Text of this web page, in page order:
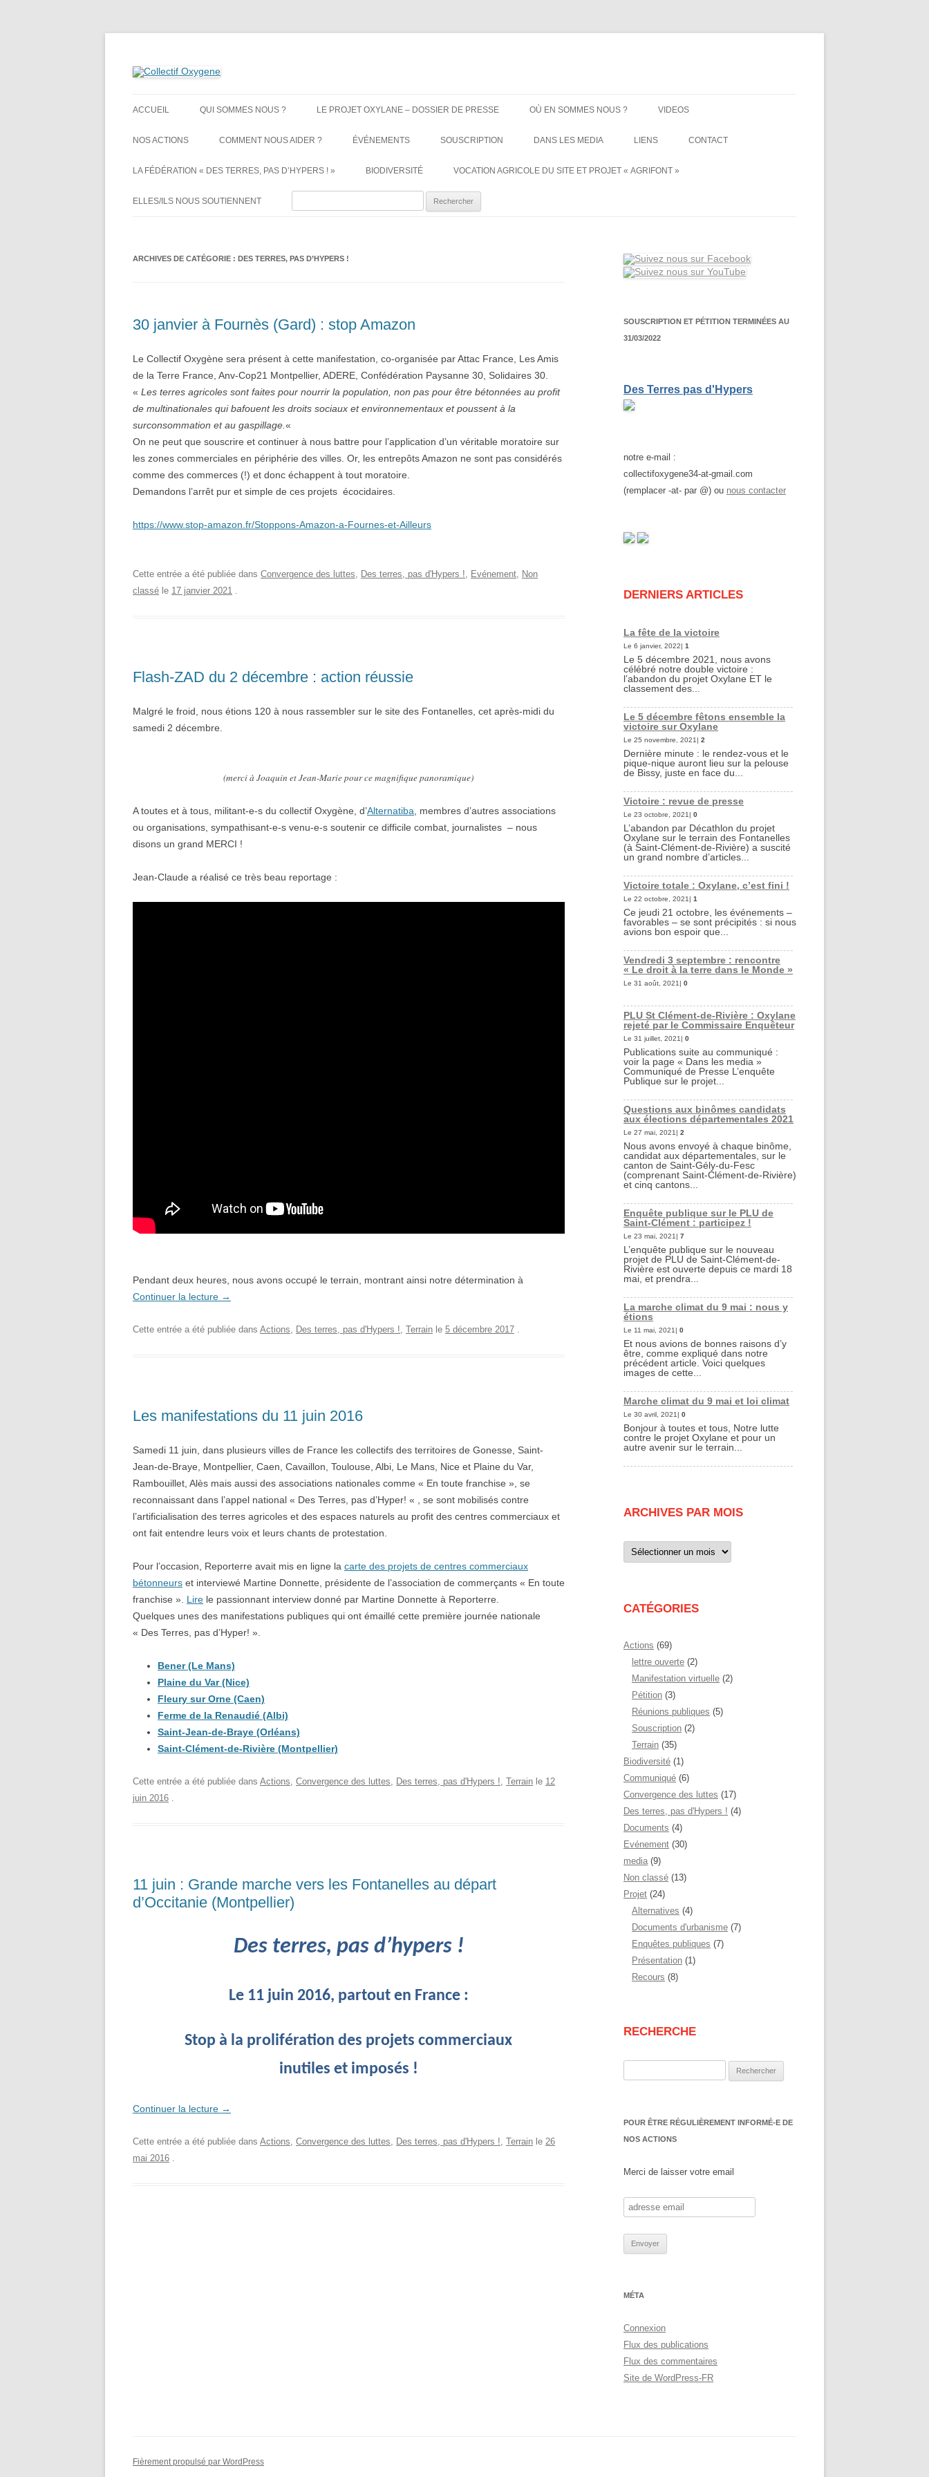
Collectif Oxygene
au
ACCUEIL QUI SOMMES NOUS ? LE PROJET OXYLANE – DOSSIER DE PRESSE OÙ EN SOMMES NOUS ? VIDEOS
NOS ACTIONS COMMENT NOUS AIDER ? ÉVÉNEMENTS SOUSCRIPTION DANS LES MEDIA LIENS CONTACT
LA FÉDÉRATION « DES TERRES, PAS D’HYPERS ! » BIODIVERSITÉ VOCATION AGRICOLE DU SITE ET PROJET « AGRIFONT »
ELLES/ILS NOUS SOUTIENNENT
ARCHIVES DE CATÉGORIE : DES TERRES, PAS D’HYPERS !
30 janvier à Fournès (Gard) : stop Amazon
Le Collectif Oxygène sera présent à cette manifestation, co-organisée par Attac France, Les Amis
de la Terre France, Anv-Cop21 Montpellier, ADERE, Confédération Paysanne 30, Solidaires 30.
« Les terres agricoles sont faites pour nourrir la population, non pas pour être bétonnées au profit
de multinationales qui bafouent les droits sociaux et environnementaux et poussent à la
surconsommation et au gaspillage. «
On ne peut que souscrire et continuer à nous battre pour l’application d’un véritable moratoire sur
les zones commerciales en périphérie des villes. Or, les entrepôts Amazon ne sont pas considérés
comme des commerces (!) et donc échappent à tout moratoire.
Demandons l’arrêt pur et simple de ces projets écocidaires.
https://www.stop-amazon.fr/Stoppons-Amazon-a-Fournes-et-Ailleurs
Cette entrée a été publiée dans Convergence des luttes, Des terres, pas d'Hypers !, Evénement, Non
classé le 17 janvier 2021 .
Flash-ZAD du 2 décembre : action réussie
Malgré le froid, nous étions 120 à nous rassembler sur le site des Fontanelles, cet après-midi du
samedi 2 décembre.
(merci à Joaquin et Jean-Marie pour ce magnifique panoramique)
A toutes et à tous, militant-e-s du collectif Oxygène, d’Alternatiba , membres d’autres associations
ou organisations, sympathisant-e-s venu-e-s soutenir ce difficile combat, journalistes – nous
disons un grand MERCI !
Jean-Claude a réalisé ce très beau reportage :
Pendant deux heures, nous avons occupé le terrain, montrant ainsi notre détermination à
Continuer la lecture →
Cette entrée a été publiée dans Actions, Des terres, pas d'Hypers !, Terrain le 5 décembre 2017 .
Les manifestations du 11 juin 2016
Samedi 11 juin, dans plusieurs villes de France les collectifs des territoires de Gonesse, Saint-
Jean-de-Braye, Montpellier, Caen, Cavaillon, Toulouse, Albi, Le Mans, Nice et Plaine du Var,
Rambouillet, Alès mais aussi des associations nationales comme « En toute franchise », se
reconnaissant dans l’appel national « Des Terres, pas d’Hyper! « , se sont mobilisés contre
l’artificialisation des terres agricoles et des espaces naturels au profit des centres commerciaux et
ont fait entendre leurs voix et leurs chants de protestation.
Pour l’occasion, Reporterre avait mis en ligne la carte des projets de centres commerciaux
bétonneurs et interviewé Martine Donnette, présidente de l’association de commerçants « En toute
franchise ». Lire le passionnant interview donné par Martine Donnette à Reporterre.
Quelques unes des manifestations publiques qui ont émaillé cette première journée nationale
« Des Terres, pas d’Hyper! ».
Bener (Le Mans)
Plaine du Var (Nice)
Fleury sur Orne (Caen)
Ferme de la Renaudié (Albi)
Saint-Jean-de-Braye (Orléans)
Saint-Clément-de-Rivière (Montpellier)
Cette entrée a été publiée dans Actions, Convergence des luttes, Des terres, pas d'Hypers !, Terrain le 12
juin 2016 .
11 juin : Grande marche vers les Fontanelles au départ
d’Occitanie (Montpellier)
Des terres, pas d’hypers !
Le 11 juin 2016, partout en France :
Stop à la prolifération des projets commerciaux
inutiles et imposés !
Continuer la lecture →
Cette entrée a été publiée dans Actions, Convergence des luttes, Des terres, pas d'Hypers !, Terrain le 26
mai 2016 .
SOUSCRIPTION ET PÉTITION TERMINÉES AU
31/03/2022
Des Terres pas d'Hypers
notre e-mail :
collectifoxygene34-at-gmail.com
(remplacer -at- par @) ou nous contacter
DERNIERS ARTICLES
La fête de la victoire
Le 6 janvier, 2022| 1
Le 5 décembre 2021, nous avons
célébré notre double victoire :
l’abandon du projet Oxylane ET le
classement des...
Le 5 décembre fêtons ensemble la
victoire sur Oxylane
Le 25 novembre, 2021| 2
Dernière minute : le rendez-vous et le
pique-nique auront lieu sur la pelouse
de Bissy, juste en face du...
Victoire : revue de presse
Le 23 octobre, 2021| 0
L’abandon par Décathlon du projet
Oxylane sur le terrain des Fontanelles
(à Saint-Clément-de-Rivière) a suscité
un grand nombre d’articles...
Victoire totale : Oxylane, c’est fini !
Le 22 octobre, 2021| 1
Ce jeudi 21 octobre, les événements –
favorables – se sont précipités : si nous
avions bon espoir que...
Vendredi 3 septembre : rencontre
« Le droit à la terre dans le Monde »
Le 31 août, 2021| 0
PLU St Clément-de-Rivière : Oxylane
rejeté par le Commissaire Enquêteur
Le 31 juillet, 2021| 0
Publications suite au communiqué :
voir la page « Dans les media »
Communiqué de Presse L’enquête
Publique sur le projet...
Questions aux binômes candidats
aux élections départementales 2021
Le 27 mai, 2021| 2
Nous avons envoyé à chaque binôme,
candidat aux départementales, sur le
canton de Saint-Gély-du-Fesc
(comprenant Saint-Clément-de-Rivière)
et cinq cantons...
Enquête publique sur le PLU de
Saint-Clément : participez !
Le 23 mai, 2021| 7
L’enquête publique sur le nouveau
projet de PLU de Saint-Clément-de-
Rivière est ouverte depuis ce mardi 18
mai, et prendra...
La marche climat du 9 mai : nous y
étions
Le 11 mai, 2021| 0
Et nous avions de bonnes raisons d’y
être, comme expliqué dans notre
précédent article. Voici quelques
images de cette...
Marche climat du 9 mai et loi climat
Le 30 avril, 2021| 0
Bonjour à toutes et tous, Notre lutte
contre le projet Oxylane et pour un
autre avenir sur le terrain...
ARCHIVES PAR MOIS
Archives
par
CATÉGORIES
Actions (69)
lettre ouverte (2)
Manifestation virtuelle (2)
Pétition (3)
Réunions publiques (5)
Souscription (2)
Terrain (35)
Biodiversité (1)
Communiqué (6)
Convergence des luttes (17)
Des terres, pas d'Hypers ! (4)
Documents (4)
Evénement (30)
media (9)
Non classé (13)
Projet (24)
Alternatives (4)
Documents d'urbanisme (7)
Enquêtes publiques (7)
Présentation (1)
Recours (8)
RECHERCHE
POUR ÊTRE RÉGULIÈREMENT INFORMÉ-E DE
NOS ACTIONS
Merci de laisser votre email
MÉTA
Connexion
Flux des publications
Flux des commentaires
Site de WordPress-FR
Fièrement propulsé par WordPress